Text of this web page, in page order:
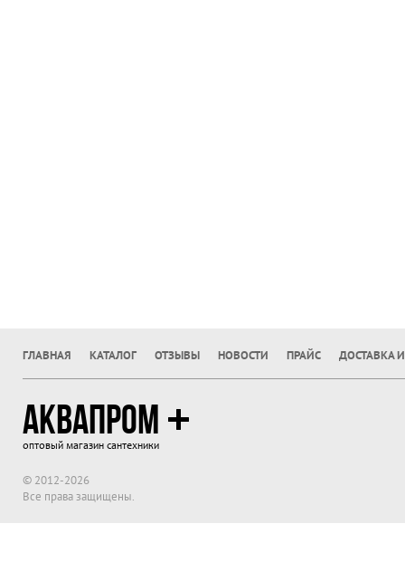
ГЛАВНАЯ КАТАЛОГ ОТЗЫВЫ НОВОСТИ ПРАЙС ДОСТАВКА
АКВАПРОМ
оптовый магазин сантехники
© 2012-2026
Все права защищены.